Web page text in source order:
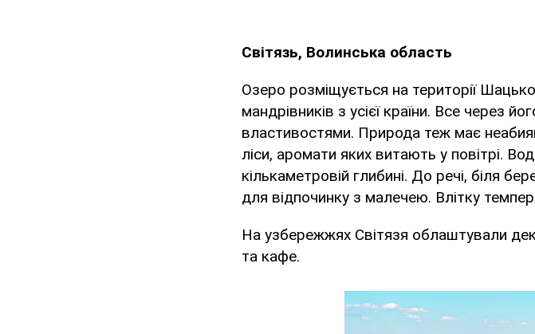
Світязь, Волинська область
Озеро розміщується на території
мандрівників з усієї країни. Все через
властивостями. Природа теж має
ліси, аромати яких витають у повітрі.
кількаметровій глибині. До речі, біля
для відпочинку з малечею. Влітку
На узбережжях Світязя облаштували
та кафе.